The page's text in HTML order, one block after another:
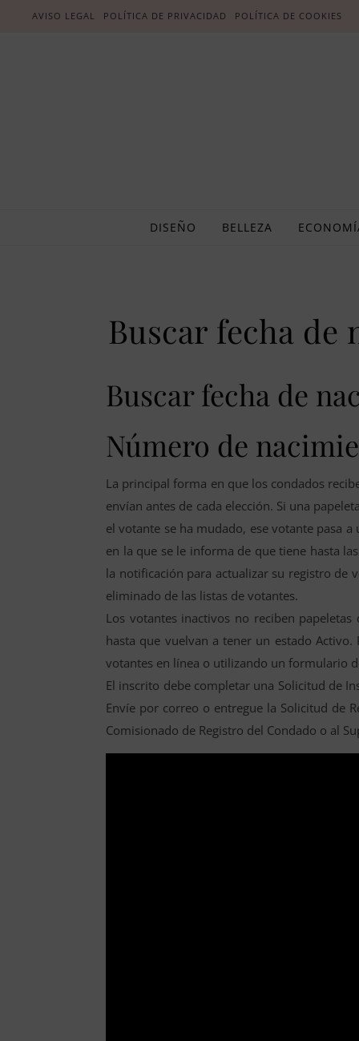
AVISO LEGAL POLÍTICA DE PRIVACIDAD POLÍTICA DE COOKIES
DISEÑO BELLEZA
Buscar fecha
Buscar fecha de
Número de
La principal forma en que los condados
envían antes de cada elección. Si una
el votante se ha mudado, ese votante pasa
en la que se le informa de que tiene hasta
la notificación para actualizar su registro de
eliminado de las listas de votantes.
Los votantes inactivos no reciben
hasta que vuelvan a tener un estado
votantes en línea o utilizando un formulario
El inscrito debe completar una Solicitud de
Envíe por correo o entregue la Solicitud de
Comisionado de Registro del Condado o al